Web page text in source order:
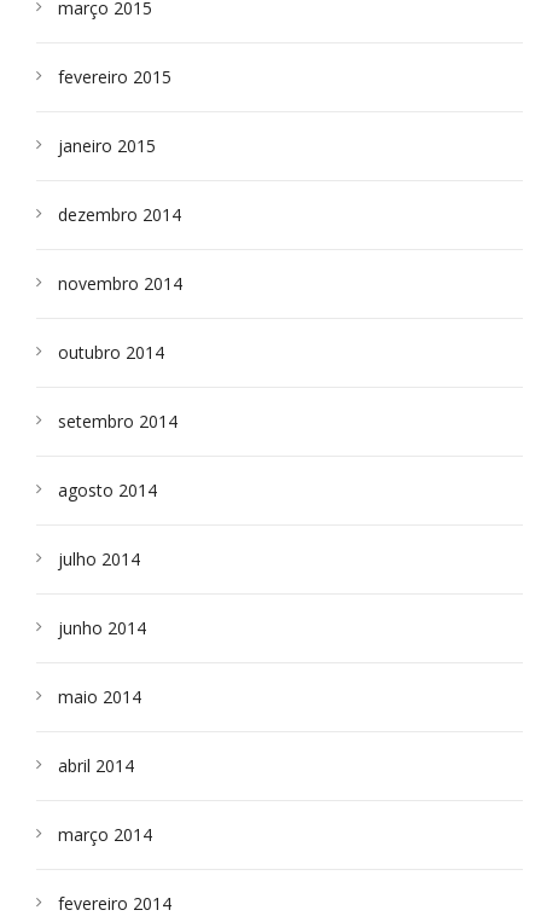
março 2015
fevereiro 2015
janeiro 2015
dezembro 2014
novembro 2014
outubro 2014
setembro 2014
agosto 2014
julho 2014
junho 2014
maio 2014
abril 2014
março 2014
fevereiro 2014